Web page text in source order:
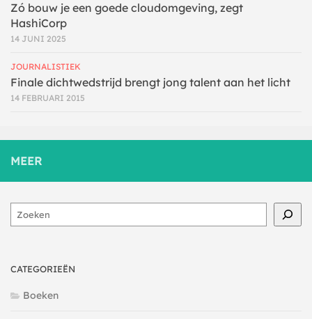
Zó bouw je een goede cloudomgeving, zegt
HashiCorp
14 JUNI 2025
JOURNALISTIEK
Finale dichtwedstrijd brengt jong talent aan het licht
14 FEBRUARI 2015
MEER
Zoeken
CATEGORIEËN
Boeken